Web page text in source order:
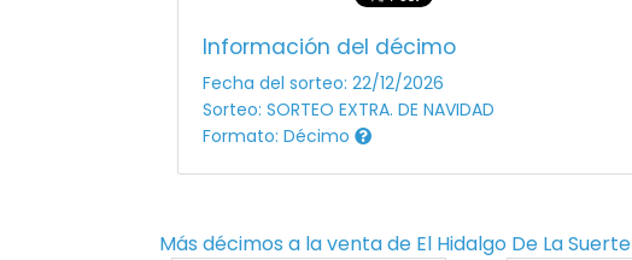
Información del décimo
Fecha del sorteo: 22/12/2026
Sorteo: SORTEO EXTRA. DE NAVIDAD
Formato: Décimo
Más décimos a la venta de El Hidalgo De La Suerte